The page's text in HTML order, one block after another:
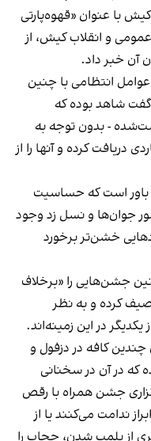
کیش با عنوان «قهوه‌پارتی
و انقلاب کیش، از
آن خبر داد.
عوامل انتظامی با چنین
گفت شاهد بوده که
- بدون توجه به
دریافت کرده و آنها را از
باور است که حساسیت
جوان‌ها و نسل زد وجود
خشن‌تر برخورد
جشن‌هایی را «برخلاف
کرده و به نظر
در این زمینه‌اند.
چندین کافه در دزفول و
که در آن در سخنانی
جشن همراه با رقص
ندامت می‌کنند یا از
از پلمب شدن، حجاب را